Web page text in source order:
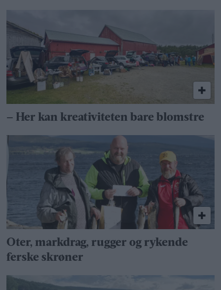
– Her kan kreativiteten bare blomstre
Oter, markdrag, rugger og rykende
ferske skrøner